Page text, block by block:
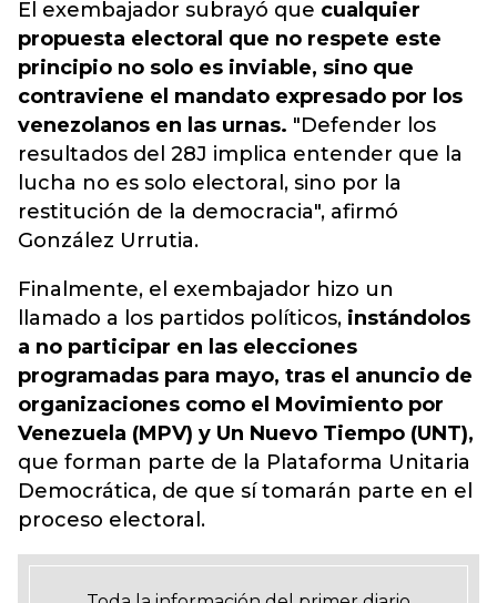
El exembajador subrayó que cualquier
propuesta electoral que no respete este
principio no solo es inviable, sino que
contraviene el mandato expresado por los
venezolanos en las urnas. "Defender los
resultados del 28J implica entender que la
lucha no es solo electoral, sino por la
restitución de la democracia", afirmó
González Urrutia.
Finalmente, el exembajador hizo un
llamado a los partidos políticos, instándolos
a no participar en las elecciones
programadas para mayo, tras el anuncio de
organizaciones como el Movimiento por
Venezuela (MPV) y Un Nuevo Tiempo (UNT),
que forman parte de la Plataforma Unitaria
Democrática, de que sí tomarán parte en el
proceso electoral.